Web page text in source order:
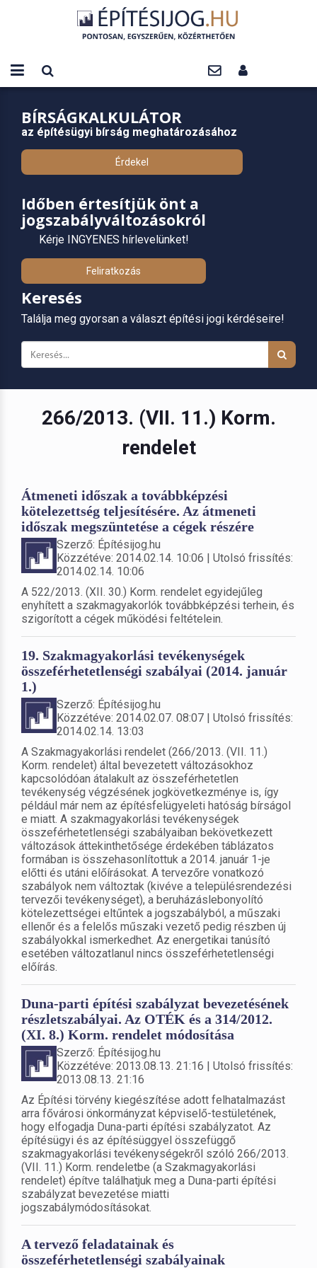
BÍRSÁGKALKULÁTOR
az építésügyi bírság meghatározásához
Érdekel
Időben értesítjük önt a
jogszabályváltozásokról
Kérje INGYENES hírlevelünket!
Feliratkozás
Keresés
Találja meg gyorsan a választ építési jogi kérdéseire!
266/2013. (VII. 11.) Korm.
rendelet
Átmeneti időszak a továbbképzési
kötelezettség teljesítésére. Az átmeneti
időszak megszüntetése a cégek részére
Szerző: Építésijog.hu
Közzétéve: 2014.02.14. 10:06 | Utolsó frissítés:
2014.02.14. 10:06
A 522/2013. (XII. 30.) Korm. rendelet egyidejűleg
enyhített a szakmagyakorlók továbbképzési terhein, és
szigorított a cégek működési feltételein.
19. Szakmagyakorlási tevékenységek
összeférhetetlenségi szabályai (2014. január
1.)
Szerző: Építésijog.hu
Közzétéve: 2014.02.07. 08:07 | Utolsó frissítés:
2014.02.14. 13:03
A Szakmagyakorlási rendelet (266/2013. (VII. 11.)
Korm. rendelet) által bevezetett változásokhoz
kapcsolódóan átalakult az összeférhetetlen
tevékenység végzésének jogkövetkezménye is, így
például már nem az építésfelügyeleti hatóság bírságol
e miatt. A szakmagyakorlási tevékenységek
összeférhetetlenségi szabályaiban bekövetkezett
változások áttekinthetősége érdekében táblázatos
formában is összehasonlítottuk a 2014. január 1-je
előtti és utáni előírásokat. A tervezőre vonatkozó
szabályok nem változtak (kivéve a településrendezési
tervezői tevékenységet), a beruházáslebonyolító
kötelezettségei eltűntek a jogszabályból, a műszaki
ellenőr és a felelős műszaki vezető pedig részben új
szabályokkal ismerkedhet. Az energetikai tanúsító
esetében változatlanul nincs összeférhetetlenségi
előírás.
Duna-parti építési szabályzat bevezetésének
részletszabályai. Az OTÉK és a 314/2012.
(XI. 8.) Korm. rendelet módosítása
Szerző: Építésijog.hu
Közzétéve: 2013.08.13. 21:16 | Utolsó frissítés:
2013.08.13. 21:16
Az Építési törvény kiegészítése adott felhatalmazást
arra fővárosi önkormányzat képviselő-testületének,
hogy elfogadja Duna-parti építési szabályzatot. Az
építésügyi és az építésüggyel összefüggő
szakmagyakorlási tevékenységekről szóló 266/2013.
(VII. 11.) Korm. rendeletbe (a Szakmagyakorlási
rendelet) építve találhatjuk meg a Duna-parti építési
szabályzat bevezetése miatti
jogszabálymódosításokat.
A tervező feladatainak és
összeférhetetlenségi szabályainak